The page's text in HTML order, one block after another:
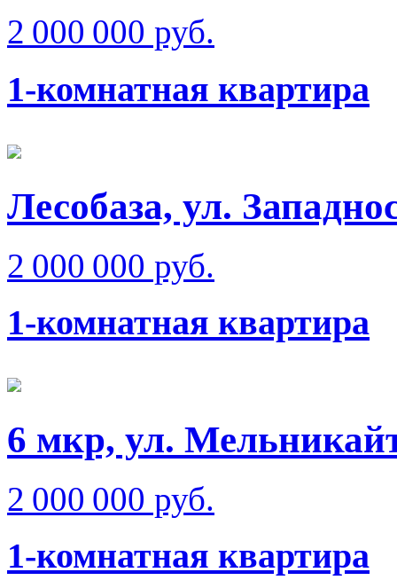
2 000 000 руб.
1-комнатная квартира
Лесобаза, ул.
2 000 000 руб.
1-комнатная квартира
6 мкр, ул.
2 000 000 руб.
1-комнатная квартира